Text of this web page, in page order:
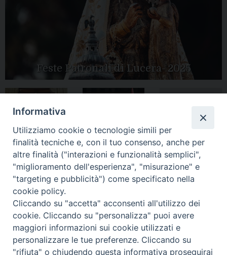
Feste Patronali di Lucera- 2025
Apertura Anno
Giubilare 2025
Mariae in Diocesi
Tutte le gallery
CONTATTI:
LUCERA: Piazza Duomo, 13 - 71036 Lucera (FG) − tel.
0881/520882 - e-mail: info@diocesiluceratroia.it
Segreteria del
Vescovo: tel/fax 0881/522244 - e-mail:
vescovo@diocesiluceratroia.it
TROIA : Piazza Episcopio - 71029 Troia (FG) − tel. 0881/977051
Informativa
Utilizziamo cookie o tecnologie simili per
finalità tecniche e, con il tuo consenso, anche per
altre finalità ("interazioni e funzionalità semplici",
"miglioramento dell'esperienza", "misurazione" e
"targeting e pubblicità") come specificato nella
cookie policy.
Cliccando su "accetta" acconsenti all'utilizzo dei
cookie. Cliccando su "personalizza" puoi avere
maggiori informazioni sui cookie utilizzati e
personalizzare le tue preferenze. Cliccando su
"rifiuta" o chiudendo questa informativa proseguirai